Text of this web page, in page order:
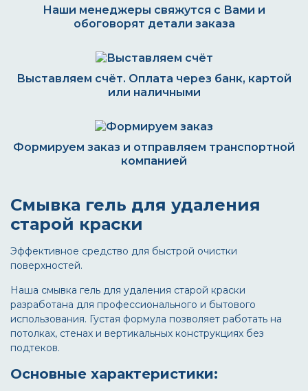
Наши менеджеры свяжутся с Вами и
обоговорят детали заказа
Выставляем счёт. Оплата через банк, картой
или наличными
Формируем заказ и отправляем транспортной
компанией
Смывка гель для удаления
старой краски
Эффективное средство для быстрой очистки
поверхностей.
Наша смывка гель для удаления старой краски
разработана для профессионального и бытового
использования. Густая формула позволяет работать на
потолках, стенах и вертикальных конструкциях без
подтеков.
Основные характеристики: